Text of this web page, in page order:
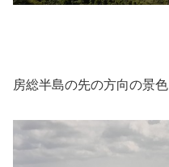
房総半島の先の方向の景色